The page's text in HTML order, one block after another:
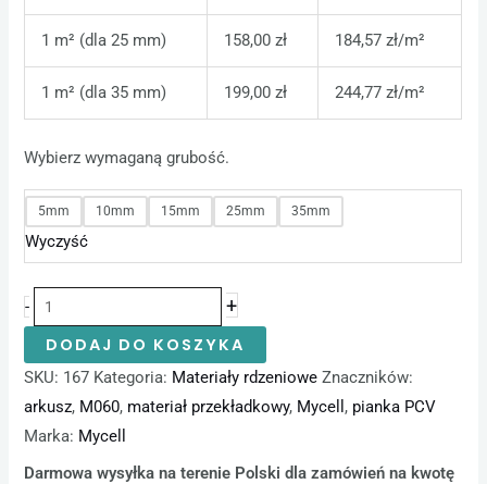
1 m² (dla 25 mm) 158,00 zł 184,57 zł/m²
1 m² (dla 35 mm) 199,00 zł 244,77 zł/m²
Wybierz wymaganą grubość.
5mm 10mm 15mm 25mm 35mm
Wyczyść
- +
DODAJ DO KOSZYKA
SKU: 167 Kategoria: Materiały rdzeniowe Znaczników:
arkusz, M060, materiał przekładkowy, Mycell , pianka PCV
Marka: Mycell
Darmowa wysyłka na terenie Polski dla zamówień na kwotę